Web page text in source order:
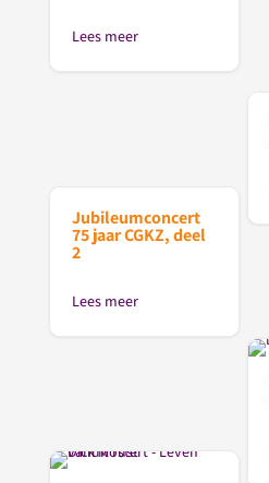
Lees meer
Jubileumconcert
75 jaar CGKZ, deel
2
Lees meer